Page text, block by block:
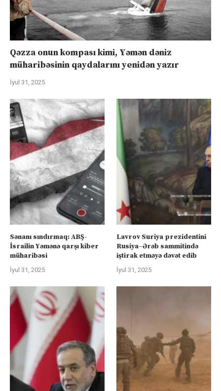
Qəzza onun kompası kimi, Yəmən dəniz
müharibəsinin qaydalarını yenidən yazır
İyul 31, 2025
Sənanı sındırmaq: ABŞ-
İsrailin Yəmənə qarşı kiber
müharibəsi
İyul 31, 2025
Lavrov Suriya prezidentini
Rusiya–Ərəb sammitində
iştirak etməyə dəvət edib
İyul 31, 2025